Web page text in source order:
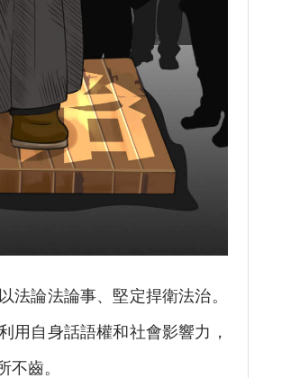
論法論事、堅定捍衛法治。
用自身話語權和社會影響力，
齒。